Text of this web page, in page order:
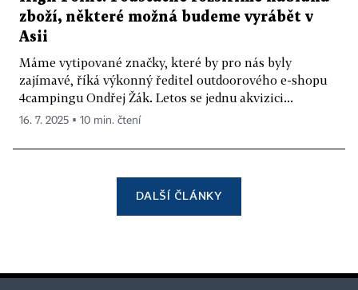
zboží, některé možná budeme vyrábět v
Asii
Máme vytipované značky, které by pro nás byly
zajímavé, říká výkonný ředitel outdoorového e-shopu
4campingu Ondřej Žák. Letos se jednu akvizici...
16. 7. 2025 ▪ 10 min. čtení
DALŠÍ ČLÁNKY